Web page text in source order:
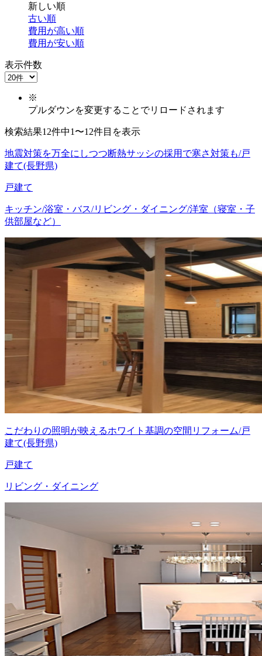
新しい順
古い順
費用が高い順
費用が安い順
表示件数
※
プルダウンを変更することでリロードされます
検索結果12件中1〜12件目を表示
地震対策を万全にしつつ断熱サッシの採用で寒さ対策も/戸
建て(長野県)
戸建て
キッチン/浴室・バス/リビング・ダイニング/洋室（寝室・子
供部屋など）
こだわりの照明が映えるホワイト基調の空間リフォーム/戸
建て(長野県)
戸建て
リビング・ダイニング